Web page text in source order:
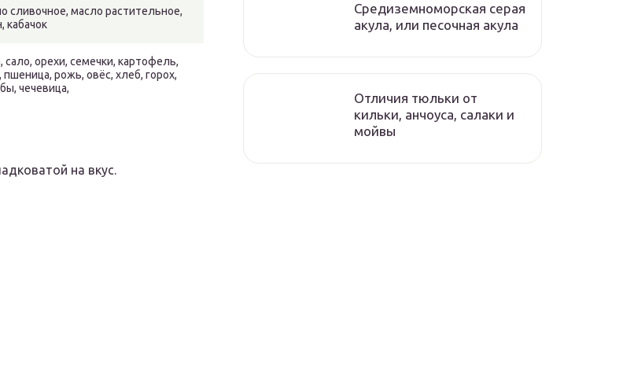
сливочное, масло растительное,
кабачок
сало, орехи, семечки, картофель,
рожь, овёс, хлеб, горох,
чечевица,
на вкус.
Средиземноморская серая
акула, или песочная акула
Отличия тюльки от
кильки, анчоуса, салаки и
мойвы